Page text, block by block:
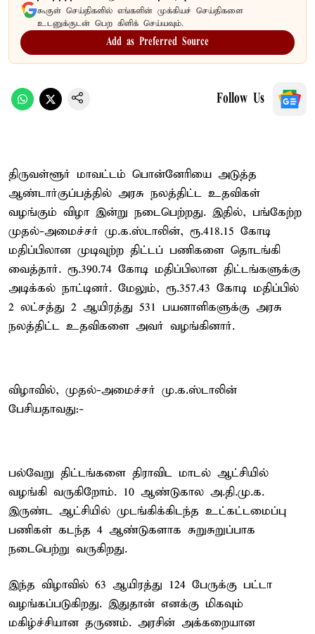
கூகுள் செய்திகளில் எங்களின் முக்கியச் செய்திகளை
உடனுக்குடன் பெற கிளிக் செய்யவும்.
Add as Preferred Source
Follow Us
திருவள்ளூர் மாவட்டம் பொன்னேரியை அடுத்த
ஆண்டார்குப்பத்தில் அரசு நலத்திட்ட உதவிகள்
வழங்கும் விழா இன்று நடைபெற்றது. இதில், பங்கேற்ற
முதல்-அமைச்சர் மு.க.ஸ்டாலின், ரூ.418.15 கோடி
மதிப்பிலான முடிவுற்ற திட்டப் பணிகளை தொடங்கி
வைத்தார். ரூ.390.74 கோடி மதிப்பிலான திட்டங்களுக்கு
அடிக்கல் நாட்டினர். மேலும், ரூ.357.43 கோடி மதிப்பில்
2 லட்சத்து 2 ஆயிரத்து 531 பயனாளிகளுக்கு அரசு
நலத்திட்ட உதவிகளை அவர் வழங்கினார்.
விழாவில், முதல்-அமைச்சர் மு.க.ஸ்டாலின்
பேசியதாவது:-
பல்வேறு திட்டங்களை திராவிட மாடல் ஆட்சியில்
வழங்கி வருகிறோம். 10 ஆண்டுகால அ.தி.மு.க.
இருண்ட ஆட்சியில் முடங்கிக்கிடந்த உட்கட்டமைப்பு
பணிகள் கடந்த 4 ஆண்டுகளாக சுறுசுறுப்பாக
நடைபெற்று வருகிறது.
இந்த விழாவில் 63 ஆயிரத்து 124 பேருக்கு பட்டா
வழங்கப்படுகிறது. இதுதான் எனக்கு மிகவும்
மகிழ்ச்சியான தருணம். அரசின் அக்கறையான